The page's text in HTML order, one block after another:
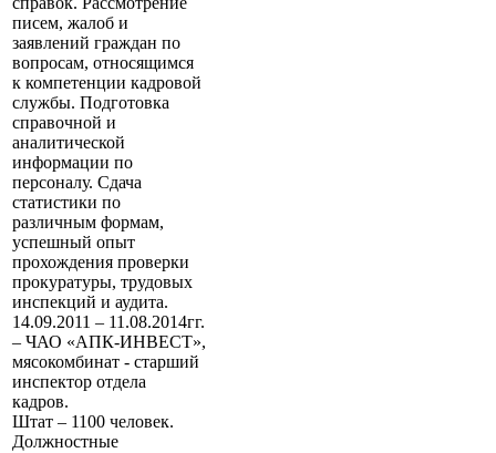
писем, жалоб и
заявлений граждан по
вопросам, относящимся
к компетенции кадровой
службы. Подготовка
справочной и
аналитической
информации по
персоналу. Сдача
статистики по
различным формам,
успешный опыт
прохождения проверки
прокуратуры, трудовых
инспекций и аудита.
14.09.2011 – 11.08.2014гг.
– ЧАО «АПК-ИНВЕСТ»,
мясокомбинат - старший
инспектор отдела
кадров.
Штат – 1100 человек.
Должностные